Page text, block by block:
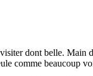
dont belle.
comme beaucoup